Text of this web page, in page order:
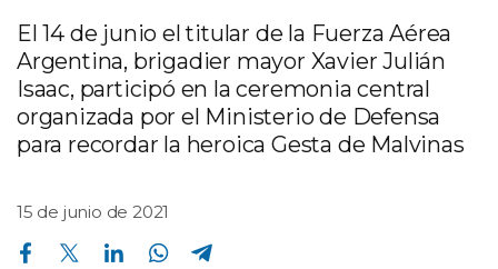
El 14 de junio el titular de la Fuerza Aérea
Argentina, brigadier mayor Xavier Julián
Isaac, participó en la ceremonia central
organizada por el Ministerio de Defensa
para recordar la heroica Gesta de Malvinas
15 de junio de 2021
Compartir en Facebook Compartir en Twitter Compartir en Linkedin Compartir en Whatsapp